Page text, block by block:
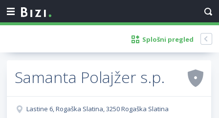
Splošni pregled
Samanta Polajžer s.p.
Lastine 6, Rogaška Slatina, 3250 Rogaška Slatina